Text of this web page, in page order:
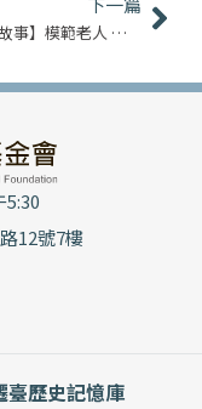
【人物故事】模範老人 陳孝祿｜老當益壯長青樹
5:30
12號7樓
臺歷史記憶庫